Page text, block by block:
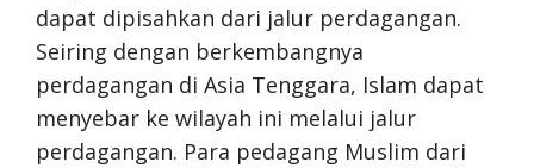
dapat dipisahkan dari jalur perdagangan.
Seiring dengan berkembangnya
perdagangan di Asia Tenggara, Islam dapat
menyebar ke wilayah ini melalui jalur
perdagangan. Para pedagang Muslim dari